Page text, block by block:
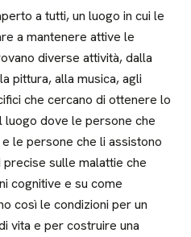
a tutti, un luogo in cui le
a mantenere attive le
diverse attività, dalla
pittura, alla musica, agli
che cercano di ottenere lo
luogo dove le persone che
le persone che li assistono
sulle malattie che
cognitive e su come
così le condizioni per un
vita e per costruire una